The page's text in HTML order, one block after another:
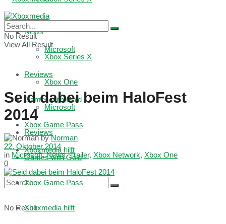
Microsoft
Reviews
Games with Gold
Xbox Game Pass
Xboxmedia hilft
No Result
News
Xbox Series X
Xbox One
Microsoft
Reviews
Games with Gold
Xbox Game Pass
Xboxmedia hilft
No Result
View All Result
Seid dabei beim HaloFest
2014
by Norman
22. Oktober 2014
in Microsoft,News,Trailer, Xbox Network, Xbox One
0